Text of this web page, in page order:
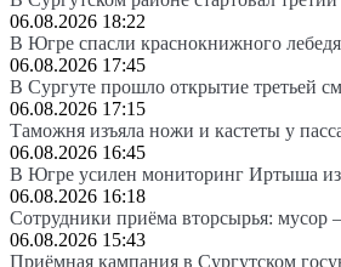
06.08.2026 18:22
В Югре спасли краснокнижного
06.08.2026 17:45
В Сургуте прошло открытие третьей
06.08.2026 17:15
Таможня изъяла ножи и кастеты у
06.08.2026 16:45
В Югре усилен мониторинг Иртыша
06.08.2026 16:18
Сотрудники приёма вторсырья:
06.08.2026 15:43
Приёмная кампания в Сургутском